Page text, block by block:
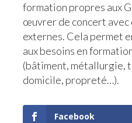
formation propres aux
œuvrer de concert avec
externes. Cela permet
aux besoins en
(bâtiment, métallurgie,
domicile, propreté…).
Facebook